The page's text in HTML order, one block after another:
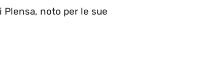
noto per le sue